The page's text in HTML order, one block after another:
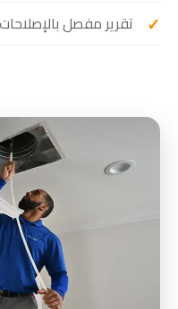
تقرير مفصل